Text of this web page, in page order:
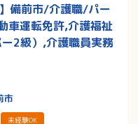
備前市/介護職/パー
車運転免許,介護福祉
2級）,介護職員実務
市
未経験OK